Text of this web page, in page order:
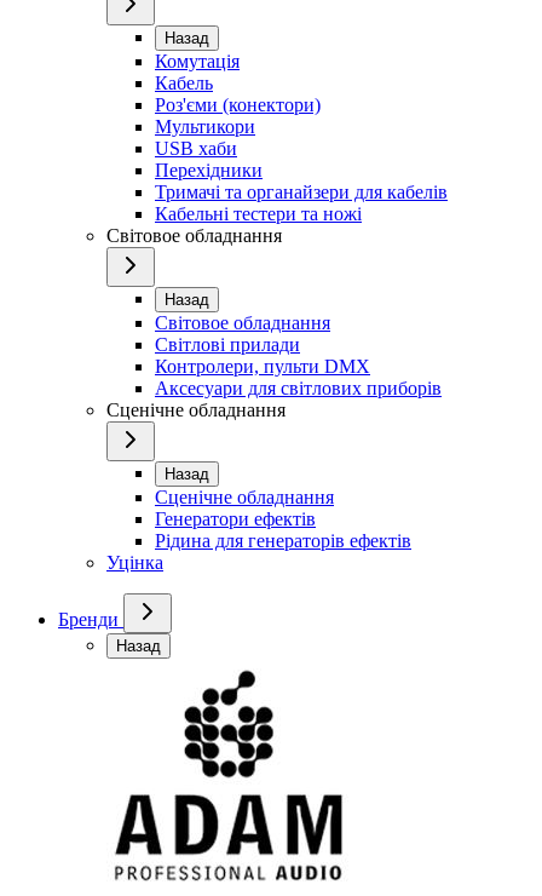
Назад
Комутація
Кабель
Роз'єми (конектори)
Мультикори
USB хаби
Перехідники
Тримачі та органайзери для кабелів
Кабельні тестери та ножі
Світовое обладнання
Назад
Світовое обладнання
Світлові прилади
Контролери, пульти DMX
Аксесуари для світлових приборів
Сценічне обладнання
Назад
Сценічне обладнання
Генератори ефектів
Рідина для генераторів ефектів
Уцінка
Бренди
Назад